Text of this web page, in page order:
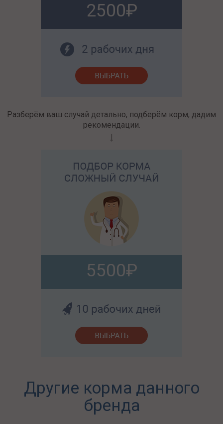
2500
Разберём ваш случай детально, подберём корм, дадим
рекомендации.
5500
Другие корма данного
бренда